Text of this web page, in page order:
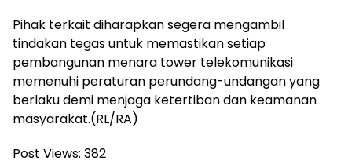
Pihak terkait diharapkan segera mengambil
tindakan tegas untuk memastikan setiap
pembangunan menara tower telekomunikasi
memenuhi peraturan perundang-undangan yang
berlaku demi menjaga ketertiban dan keamanan
masyarakat.(RL/RA)
Post Views: 382